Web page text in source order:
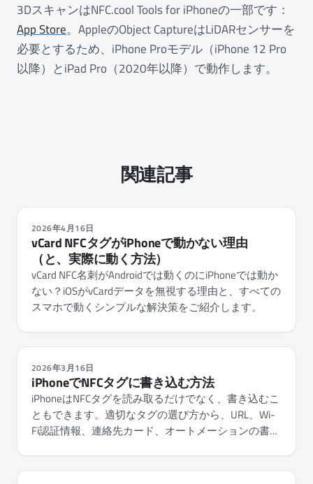
3DスキャンはNFC.cool Tools for iPhoneの一部です：
App Store。AppleのObject CaptureはLiDARセンサーを
必要とするため、iPhone Proモデル（iPhone 12 Pro
以降）とiPad Pro（2020年以降）で動作します。
関連記事
2026年4月16日
vCard NFCタグがiPhoneで動かない理由
（と、実際に動く方法）
vCard NFC名刺がAndroidでは動くのにiPhoneでは動か
ない？iOSがvCardデータを無視する理由と、すべての
スマホで動くシンプルな解決策をご紹介します。
2026年3月16日
iPhoneでNFCタグに書き込む方法
iPhoneはNFCタグを読み取るだけでなく、書き込むこ
ともできます。適切なタグの選び方から、URL、Wi-
Fi認証情報、連絡先カード、オートメーションの書き